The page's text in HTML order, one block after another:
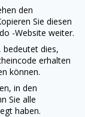
den
Sie diesen
-Website weiter.
bedeutet dies,
erhalten
können.
in den
Sie alle
haben.